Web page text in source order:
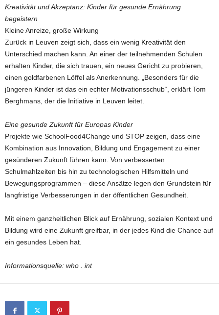
Kreativität und Akzeptanz: Kinder für gesunde Ernährung
begeistern
Kleine Anreize, große Wirkung
Zurück in Leuven zeigt sich, dass ein wenig Kreativität den
Unterschied machen kann. An einer der teilnehmenden Schulen
erhalten Kinder, die sich trauen, ein neues Gericht zu probieren,
einen goldfarbenen Löffel als Anerkennung. „Besonders für die
jüngeren Kinder ist das ein echter Motivationsschub“, erklärt Tom
Berghmans, der die Initiative in Leuven leitet.
Eine gesunde Zukunft für Europas Kinder
Projekte wie SchoolFood4Change und STOP zeigen, dass eine
Kombination aus Innovation, Bildung und Engagement zu einer
gesünderen Zukunft führen kann. Von verbesserten
Schulmahlzeiten bis hin zu technologischen Hilfsmitteln und
Bewegungsprogrammen – diese Ansätze legen den Grundstein für
langfristige Verbesserungen in der öffentlichen Gesundheit.
Mit einem ganzheitlichen Blick auf Ernährung, sozialen Kontext und
Bildung wird eine Zukunft greifbar, in der jedes Kind die Chance auf
ein gesundes Leben hat.
Informationsquelle: who . int